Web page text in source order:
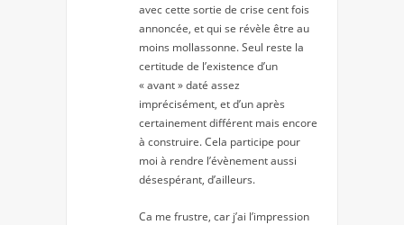
avec cette sortie de crise cent fois
annoncée, et qui se révèle être au
moins mollassonne. Seul reste la
certitude de l’existence d’un
« avant » daté assez
imprécisément, et d’un après
certainement différent mais encore
à construire. Cela participe pour
moi à rendre l’évènement aussi
désespérant, d’ailleurs.
Ca me frustre, car j’ai l’impression